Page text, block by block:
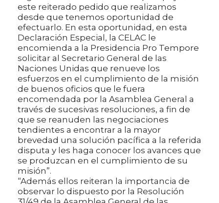
este reiterado pedido que realizamos
desde que tenemos oportunidad de
efectuarlo. En esta oportunidad, en esta
Declaración Especial, la CELAC le
encomienda a la Presidencia Pro Tempore
solicitar al Secretario General de las
Naciones Unidas que renueve los
esfuerzos en el cumplimiento de la misión
de buenos oficios que le fuera
encomendada por la Asamblea General a
través de sucesivas resoluciones, a fin de
que se reanuden las negociaciones
tendientes a encontrar a la mayor
brevedad una solución pacífica a la referida
disputa y les haga conocer los avances que
se produzcan en el cumplimiento de su
misión”.
“Además ellos reiteran la importancia de
observar lo dispuesto por la Resolución